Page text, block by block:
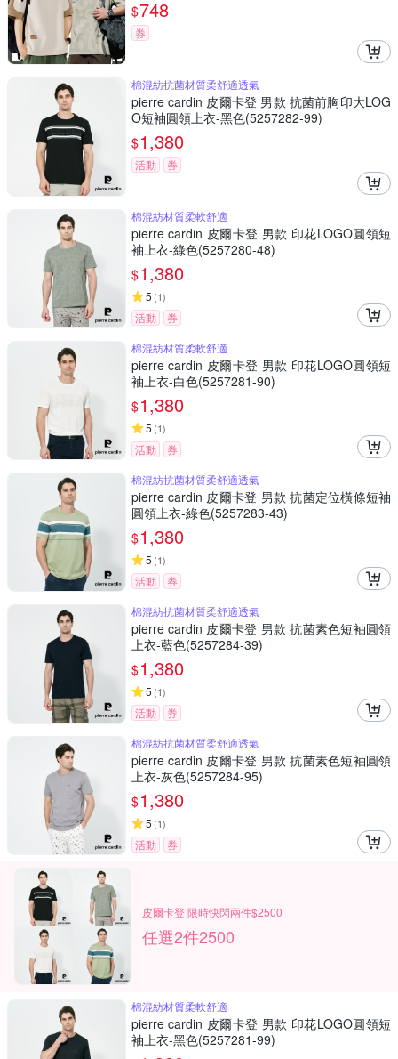
$748
券
棉混紡抗菌材質柔舒適透氣
pierre cardin 皮爾卡登 男款 抗菌前胸印大LOG
O短袖圓領上衣-黑色(5257282-99)
$1,380
活動 券
棉混紡材質柔軟舒適
pierre cardin 皮爾卡登 男款 印花LOGO圓領短
袖上衣-綠色(5257280-48)
$1,380
5 (1)
活動
券
棉混紡材質柔軟舒適
pierre cardin 皮爾卡登 男款 印花LOGO圓領短
袖上衣-白色(5257281-90)
$1,380
5 (1)
活動
券
棉混紡抗菌材質柔舒適透氣
pierre cardin 皮爾卡登 男款 抗菌定位橫條短袖
圓領上衣-綠色(5257283-43)
$1,380
5 (1)
活動
券
棉混紡抗菌材質柔舒適透氣
pierre cardin 皮爾卡登 男款 抗菌素色短袖圓領
上衣-藍色(5257284-39)
$1,380
5 (1)
活動
券
棉混紡抗菌材質柔舒適透氣
pierre cardin 皮爾卡登 男款 抗菌素色短袖圓領
上衣-灰色(5257284-95)
$1,380
5 (1)
活動 券
皮爾卡登 限時快閃兩件$2500
任選2件2500
棉混紡材質柔軟舒適
pierre cardin 皮爾卡登 男款 印花LOGO圓領短
袖上衣-黑色(5257281-99)